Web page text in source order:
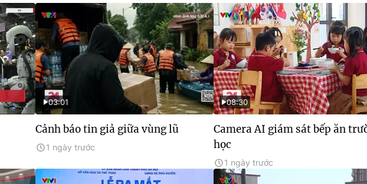
03:01
Cảnh báo tin giả giữa vùng lũ
1 ngày trước
08:30
Camera AI giám sát bếp ăn
học
1 ngày trước